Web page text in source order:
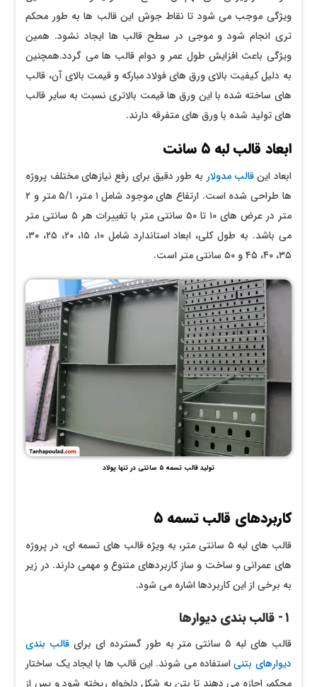
ویژگی موجب می‌ شود تا نقاط جوش این قالب‌ ها به‌ طور محکم‌
تری انجام شود و موجی در سطح قالب‌ ها ایجاد نشود. همین
ویژگی باعث افزایش طول عمر و دوام قالب‌ ها می‌ گردد.همچنین
به دلیل کیفیت بالای ورق‌ های فولاد مبارکه و قیمت بالای آن، قالب‌
های ساخته شده با این ورق‌ ها قیمت بالاتری نسبت به سایر قالب‌
های تولید شده با ورق‌ های متفرقه دارند.
ابعاد قالب لبه ۵ سانت
ابعاد اینقالب مدولار به طور دقیق برای رفع نیازهای مختلف پروژه
ها طراحی شده است. ارتفاع ‌های موجود شامل ۱ متر، ۵/۱ متر و ۲
متر در عرض ‌های ۱۰ تا ۵۰ سانتی‌ متر با تغییرات هر ۵ سانتی ‌متر
می باشد. به طول کلی، ابعاد استاندارد شامل ۱۰، ۱۵، ۲۰، ۲۵، ۳۰،
۳۵، ۴۰، ۴۵ و ۵۰ سانتی‌ متر است.
تولید قالب تسمه ۵ سانتی در تنها پولاد
کاربردهای قالب تسمه ۵
قالب ‌های لبه ۵ سانتی‌ متر، به ویژه قالب ‌های تسمه ‌ای، در پروژه‌
های عمرانی و ساخت و ساز کاربردهای متنوع و مهمی دارند. در زیر
به برخی از این کاربردها اشاره می ‌شود.
۱- قالب ‌بندی دیوارها
قالب‌ های لبه ۵ سانتی‌ متر به طور گسترده ‌ای برای
قالب ‌بندی
دیوارهای بتنیاستفاده می ‌شوند. این قالب ‌ها با ایجاد یک ساختار
محکم، اجازه می‌ دهند تا بتن به شکل دلخواه ریخته شود و پس از